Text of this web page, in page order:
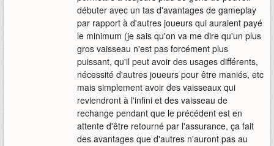
débuter avec un tas d'avantages de gameplay
par rapport à d'autres joueurs qui auraient payé
le minimum (je sais qu'on va me dire qu'un plus
gros vaisseau n'est pas forcément plus
puissant, qu'il peut avoir des usages différents,
nécessité d'autres joueurs pour être maniés, etc
mais simplement avoir des vaisseaux qui
reviendront à l'infini et des vaisseau de
rechange pendant que le précédent est en
attente d'être retourné par l'assurance, ça fait
des avantages que d'autres n'auront pas au